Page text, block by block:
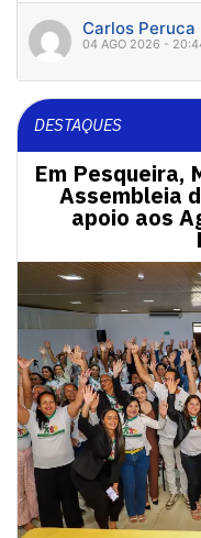
Carlos Peruca
04 AGO 2026 -
DESTAQUES
Em Pesqueira,
Assembleia
apoio aos